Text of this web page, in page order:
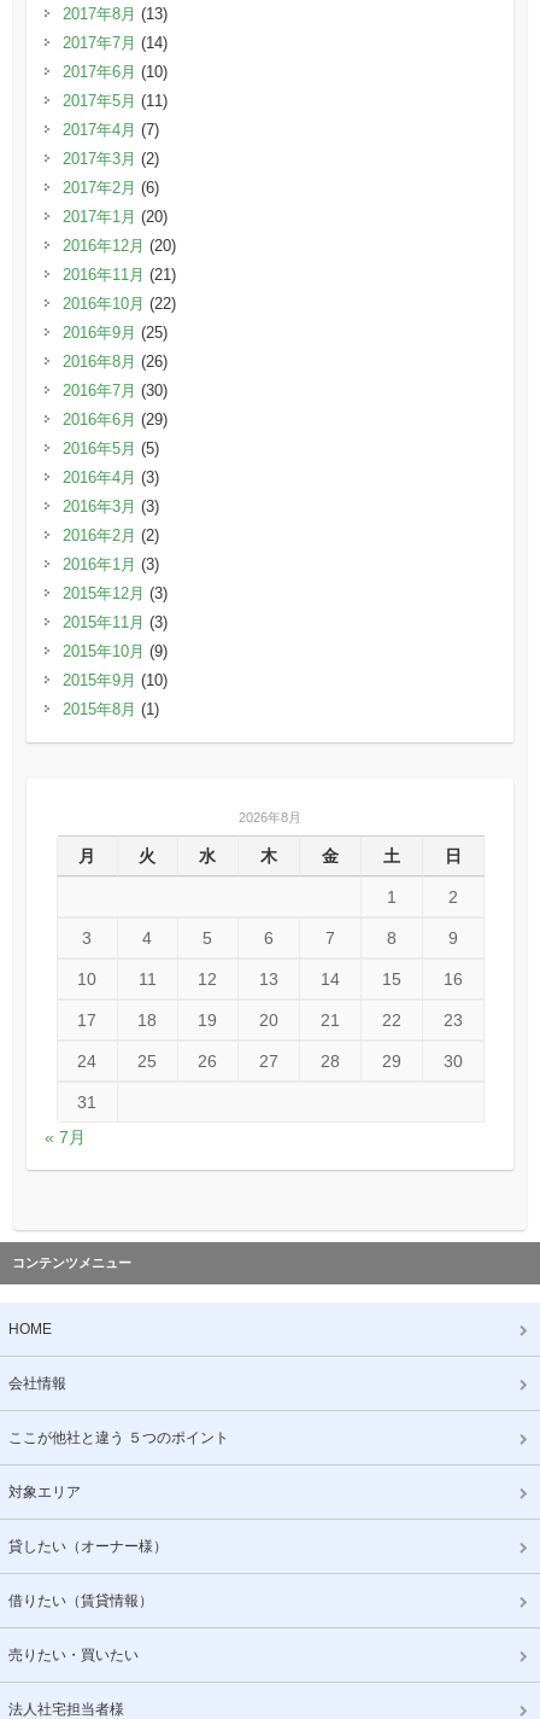
2017年8月 (13)
2017年7月 (14)
2017年6月 (10)
2017年5月 (11)
2017年4月 (7)
2017年3月 (2)
2017年2月 (6)
2017年1月 (20)
2016年12月 (20)
2016年11月 (21)
2016年10月 (22)
2016年9月 (25)
2016年8月 (26)
2016年7月 (30)
2016年6月 (29)
2016年5月 (5)
2016年4月 (3)
2016年3月 (3)
2016年2月 (2)
2016年1月 (3)
2015年12月 (3)
2015年11月 (3)
2015年10月 (9)
2015年9月 (10)
2015年8月 (1)
2026年8月
月 火 水 木 金 土 日
1 2
3 4 5 6 7 8 9
10 11 12 13 14 15 16
17 18 19 20 21 22 23
24 25 26 27 28 29 30
31
« 7月
コンテンツメニュー
HOME
会社情報
ここが他社と違う ５つのポイント
対象エリア
貸したい（オーナー様）
借りたい（賃貸情報）
売りたい・買いたい
法人社宅担当者様